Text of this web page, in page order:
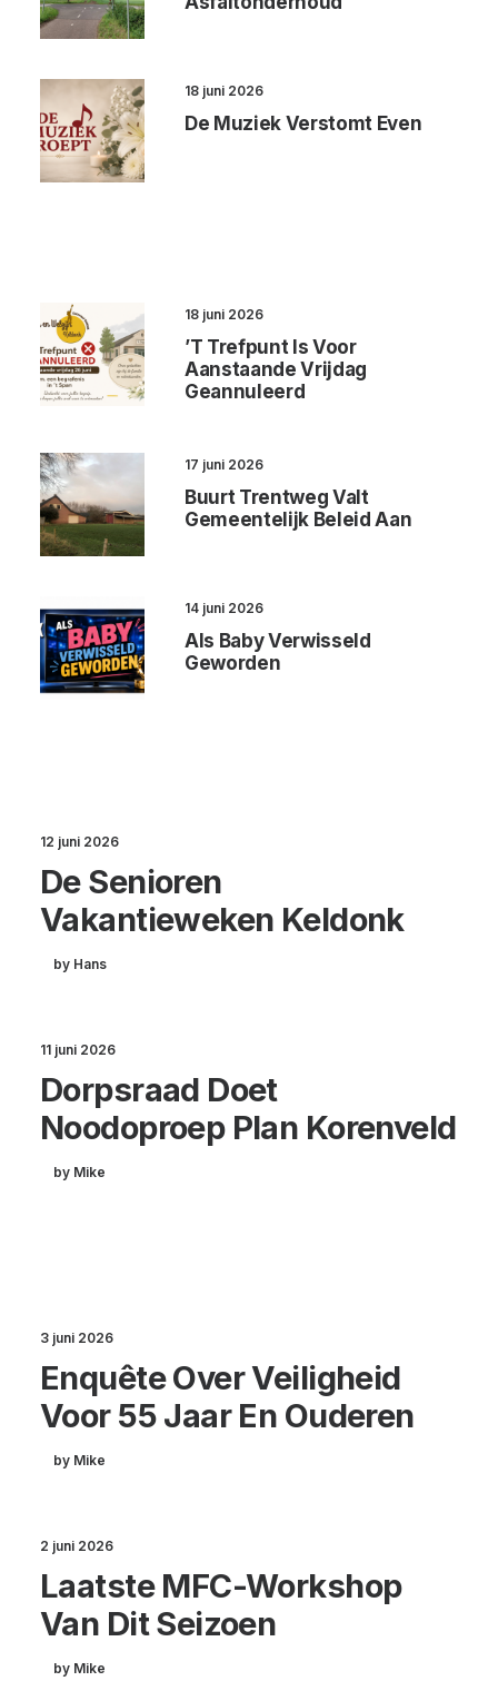
18 juni 2026
De Muziek Verstomt Even
18 juni 2026
’t Trefpunt Is Voor
Aanstaande Vrijdag
Geannuleerd
17 juni 2026
Buurt Trentweg Valt
Gemeentelijk Beleid Aan
14 juni 2026
Als Baby Verwisseld
Geworden
12 juni 2026
De Senioren
Vakantieweken Keldonk
by Hans
11 juni 2026
Dorpsraad Doet
Noodoproep Plan Korenveld
by Mike
3 juni 2026
Enquête Over Veiligheid
Voor 55 Jaar En Ouderen
by Mike
2 juni 2026
Laatste MFC-Workshop
Van Dit Seizoen
by Mike